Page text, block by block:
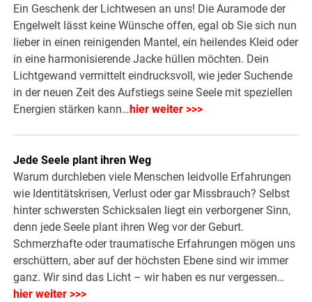
Ein Geschenk der Lichtwesen an uns! Die Auramode der
Engelwelt lässt keine Wünsche offen, egal ob Sie sich nun
lieber in einen reinigenden Mantel, ein heilendes Kleid oder
in eine harmonisierende Jacke hüllen möchten. Dein
Lichtgewand vermittelt eindrucksvoll, wie jeder Suchende
in der neuen Zeit des Aufstiegs seine Seele mit speziellen
Energien stärken kann… hier weiter >>>
Jede Seele plant ihren Weg
Warum durchleben viele Menschen leidvolle Erfahrungen
wie Identitätskrisen, Verlust oder gar Missbrauch? Selbst
hinter schwersten Schicksalen liegt ein verborgener Sinn,
denn jede Seele plant ihren Weg vor der Geburt.
Schmerzhafte oder traumatische Erfahrungen mögen uns
erschüttern, aber auf der höchsten Ebene sind wir immer
ganz. Wir sind das Licht – wir haben es nur vergessen…
hier weiter >>>